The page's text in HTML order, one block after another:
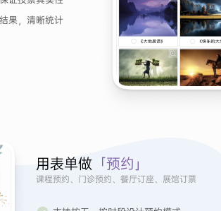
果，清晰统计
用表单做 「预约」
课程预约、门诊预约、餐厅订座、展馆订票